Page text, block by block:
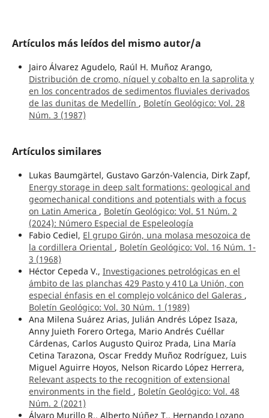
Artículos más leídos del mismo autor/a
Jairo Álvarez Agudelo, Raúl H. Muñoz Arango,
Distribución de cromo, níquel y cobalto en la saprolita y
en los concentrados de sedimentos fluviales derivados
de las dunitas de Medellín , Boletín Geológico: Vol. 28
Núm. 3 (1987)
Artículos similares
Lukas Baumgärtel, Gustavo Garzón-Valencia, Dirk Zapf,
Energy storage in deep salt formations: geological and
geomechanical conditions and potentials with a focus
on Latin America , Boletín Geológico: Vol. 51 Núm. 2
(2024): Número Especial de Espeleología
Fabio Cediel, El grupo Girón, una molasa mesozoica de
la cordillera Oriental , Boletín Geológico: Vol. 16 Núm. 1-
3 (1968)
Héctor Cepeda V., Investigaciones petrológicas en el
ámbito de las planchas 429 Pasto y 410 La Unión, con
especial énfasis en el complejo volcánico del Galeras ,
Boletín Geológico: Vol. 30 Núm. 1 (1989)
Ana Milena Suárez Arias, Julián Andrés López Isaza,
Anny Juieth Forero Ortega, Mario Andrés Cuéllar
Cárdenas, Carlos Augusto Quiroz Prada, Lina María
Cetina Tarazona, Oscar Freddy Muñoz Rodríguez, Luis
Miguel Aguirre Hoyos, Nelson Ricardo López Herrera,
Relevant aspects to the recognition of extensional
environments in the field , Boletín Geológico: Vol. 48
Núm. 2 (2021)
Álvaro Murillo R., Alberto Núñez T., Hernando Lozano